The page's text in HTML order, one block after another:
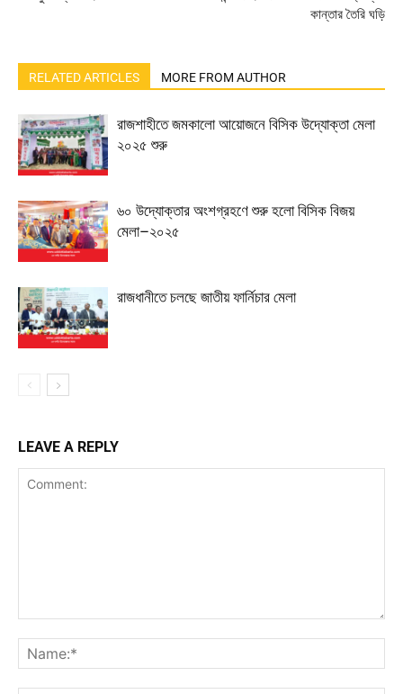
কান্তার তৈরি ঘড়ি
RELATED ARTICLES MORE FROM AUTHOR
রাজশাহীতে জমকালো আয়োজনে বিসিক উদ্যোক্তা মেলা
২০২৫ শুরু
৬০ উদ্যোক্তার অংশগ্রহণে শুরু হলো বিসিক বিজয়
মেলা–২০২৫
রাজধানীতে চলছে জাতীয় ফার্নিচার মেলা
LEAVE A REPLY